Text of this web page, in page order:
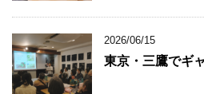
2026/06/15
東京・三鷹でギ